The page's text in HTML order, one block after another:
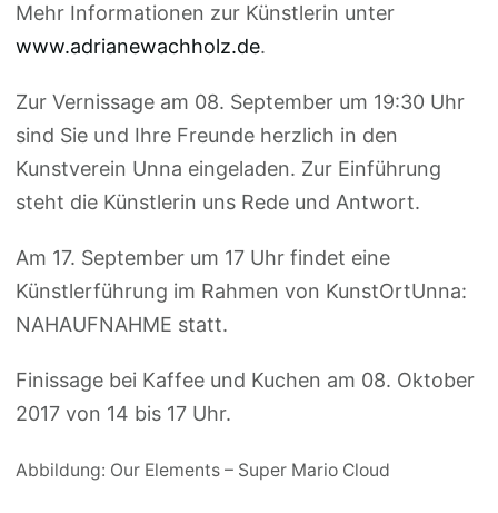
Mehr Informationen zur Künstlerin unter
www.adrianewachholz.de.
Zur Vernissage am 08. September um 19:30 Uhr
sind Sie und Ihre Freunde herzlich in den
Kunstverein Unna eingeladen. Zur Einführung
steht die Künstlerin uns Rede und Antwort.
Am 17. September um 17 Uhrfindet eine
Künstlerführung im Rahmen von KunstOrtUnna:
NAHAUFNAHME statt.
Finissage bei Kaffee und Kuchen am 08. Oktober
2017 von 14 bis 17 Uhr.
Abbildung: Our Elements – Super Mario Cloud